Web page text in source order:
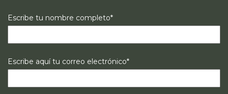
Escribe tu nombre completo*
Escribe aquí tu correo electrónico*